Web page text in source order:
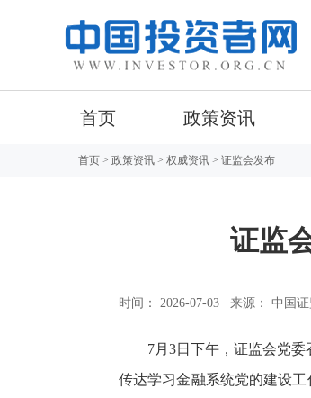
首页 政策资讯
首页 > 政策资讯 > 权威资讯 > 证监会发布
证监
时间： 2026-07-03 来源： 中国证
7月3日下午，证监会党
传达学习金融系统党的建设